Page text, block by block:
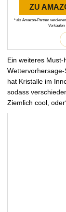
ZU
* als Amazon-Partner
Verkäufen
Ein weiteres
hat Kristalle im
sodass
Ziemlich cool,